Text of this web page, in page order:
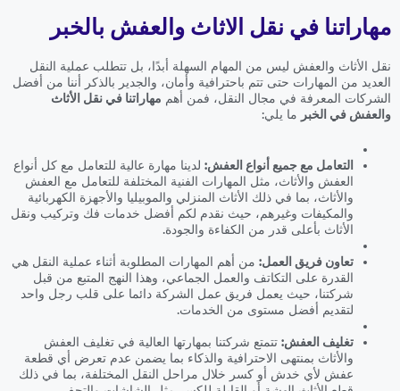
مهاراتنا في نقل الاثاث والعفش بالخبر
نقل الأثاث والعفش ليس من المهام السهلة أبدًا، بل تتطلب عملية النقل
العديد من المهارات حتى تتم باحترافية وأمان، والجدير بالذكر أننا من أفضل
الشركات المعرفة في مجال النقل، فمن أهم مهاراتنا في نقل الأثاث
والعفش في الخبر ما يلي:
التعامل مع جميع أنواع العفش: لدينا مهارة عالية للتعامل مع كل أنواع
العفش والأثاث، مثل المهارات الفنية المختلفة للتعامل مع العفش
والأثاث، بما في ذلك الأثاث المنزلي والموبيليا والأجهزة الكهربائية
والمكيفات وغيرهم، حيث نقدم لكم أفضل خدمات فك وتركيب ونقل
الأثاث بأعلى قدر من الكفاءة والجودة.
تعاون فريق العمل: من أهم المهارات المطلوبة أثناء عملية النقل هي
القدرة على التكاتف والعمل الجماعي، وهذا النهج المتبع من قبل
شركتنا، حيث يعمل فريق عمل الشركة دائما على قلب رجل واحد
لتقديم أفضل مستوى من الخدمات.
تغليف العفش: تتمتع شركتنا بمهارتها العالية في تغليف العفش
والأثاث بمنتهى الاحترافية والذكاء بما يضمن عدم تعرض أي قطعة
عفش لأي خدش أو كسر خلال مراحل النقل المختلفة، بما في ذلك